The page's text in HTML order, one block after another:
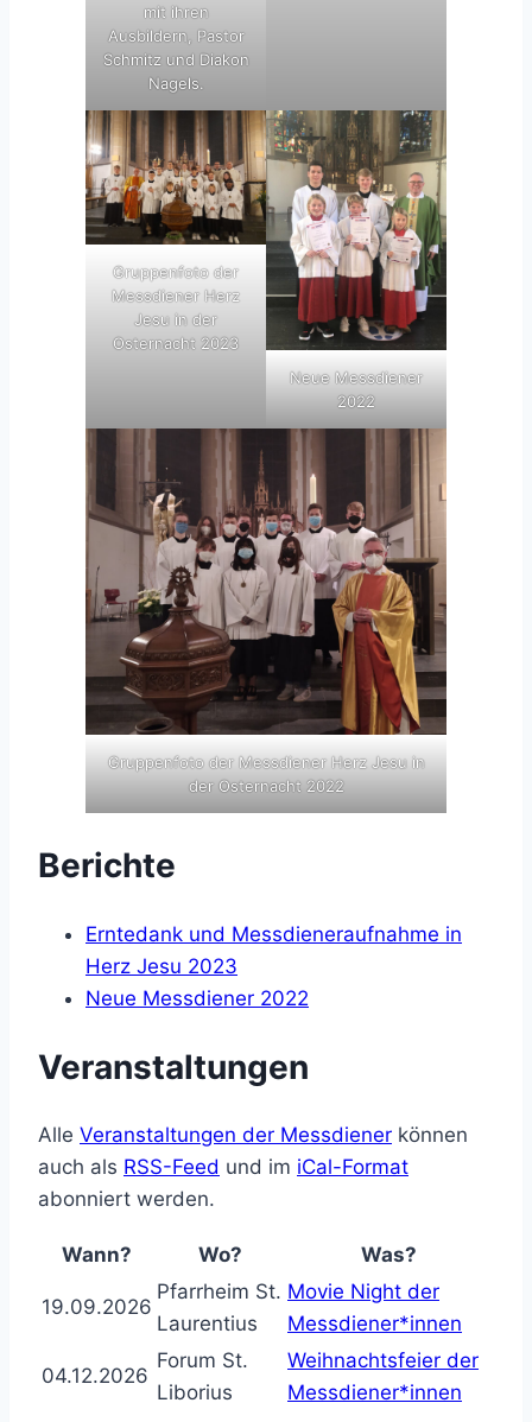
mit ihren
Ausbildern, Pastor
Schmitz und Diakon
Nagels.
Gruppenfoto der
Messdiener Herz
Jesu in der
Osternacht 2023
Neue Messdiener
2022
Gruppenfoto der Messdiener Herz Jesu in
der Osternacht 2022
Berichte
Erntedank und Messdieneraufnahme in
Herz Jesu 2023
Neue Messdiener 2022
Veranstaltungen
Alle Veranstaltungen der Messdiener können
auch als RSS-Feed und im iCal-Format
abonniert werden.
Wann? Wo? Was?
19.09.2026
Pfarrheim St.
Laurentius
Movie Night der
Messdiener*innen
04.12.2026
Forum St.
Liborius
Weihnachtsfeier der
Messdiener*innen